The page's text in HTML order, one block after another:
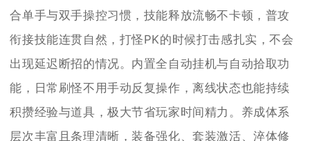
合单手与双手操控习惯，技能释放流畅不卡顿，普攻
衔接技能连贯自然，打怪PK的时候打击感扎实，不会
出现延迟断招的情况。内置全自动挂机与自动拾取功
能，日常刷怪不用手动反复操作，离线状态也能持续
积攒经验与道具，极大节省玩家时间精力。养成体系
层次丰富且条理清晰，装备强化、套装激活、淬体修